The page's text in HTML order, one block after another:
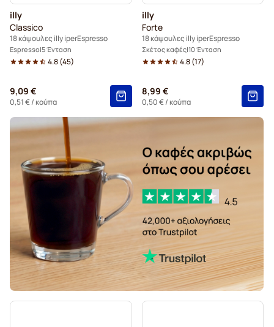
illy
Classico
18 κάψουλες illy iperEspresso
Espresso 5 Ένταση
4.8(45)
9,09 €
0,51 €/ κούπα
illy
Forte
18 κάψουλες illy iperEspresso
Σκέτος καφές 10 Ένταση
4.8(17)
8,99 €
0,50 €/ κούπα